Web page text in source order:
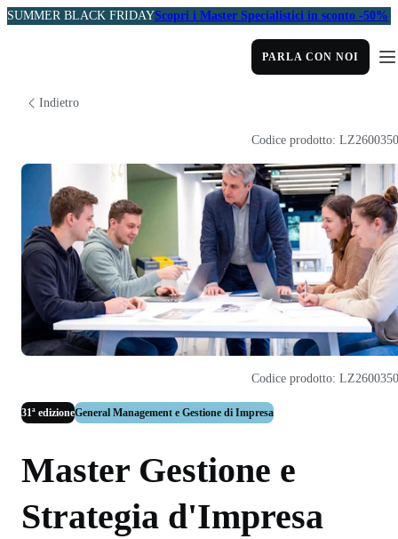
SUMMER BLACK FRIDAYScopri i Master Specialistici in sconto -50%
PARLA CON NOI
Indietro
31ª edizioneGeneral Management e Gestione di Impresa
Master Gestione e
Strategia d'Impresa
Codice prodotto:
Codice prodotto: